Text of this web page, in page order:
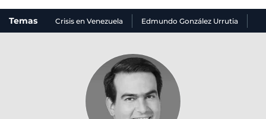
Temas Crisis en Venezuela Edmundo González Urrutia